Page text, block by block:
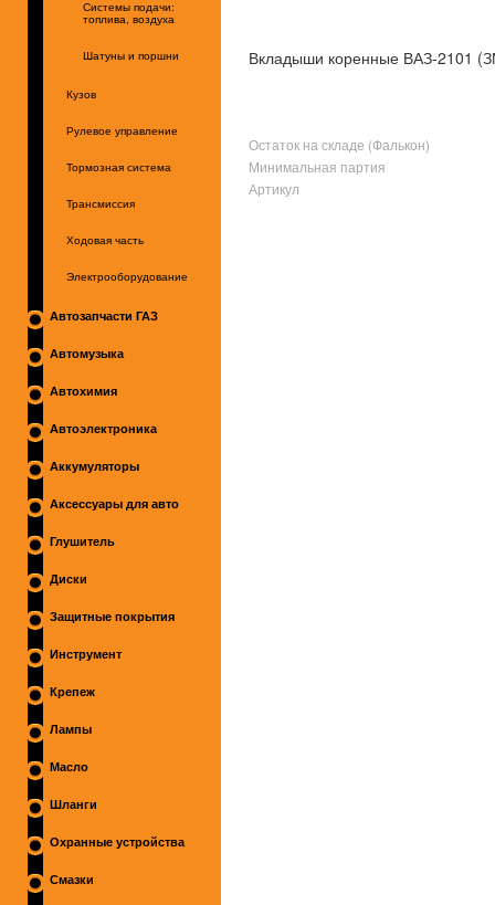
Системы подачи:
топлива, воздуха
Шатуны и поршни
Кузов
Рулевое управление
Тормозная система
Трансмиссия
Ходовая часть
Электрооборудование
Автозапчасти ГАЗ
Автомузыка
Автохимия
Автоэлектроника
Аккумуляторы
Аксессуары для авто
Глушитель
Диски
Защитные покрытия
Инструмент
Крепеж
Лампы
Масло
Шланги
Охранные устройства
Смазки
Вкладыши коренные ВАЗ-2101
Остаток на складе (Фалькон)
Минимальная партия
Артикул